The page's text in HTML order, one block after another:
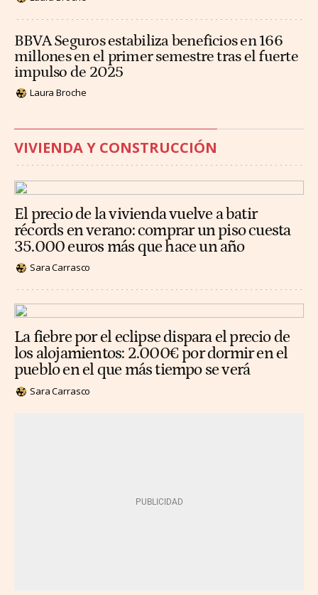
BBVA Seguros estabiliza beneficios en 166
millones en el primer semestre tras el fuerte
impulso de 2025
Laura Broche
VIVIENDA Y CONSTRUCCIÓN
El precio de la vivienda vuelve a batir
récords en verano: comprar un piso cuesta
35.000 euros más que hace un año
Sara Carrasco
La fiebre por el eclipse dispara el precio de
los alojamientos: 2.000€ por dormir en el
pueblo en el que más tiempo se verá
Sara Carrasco